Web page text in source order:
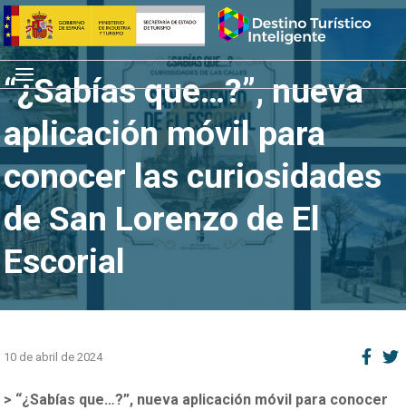
Saltar
al
contenido
Inicio
Menú
“¿Sabías que…?”, nueva
aplicación móvil para
conocer las curiosidades
de San Lorenzo de El
Escorial
10 de abril de 2024
> “¿Sabías que…?”, nueva aplicación móvil para conocer